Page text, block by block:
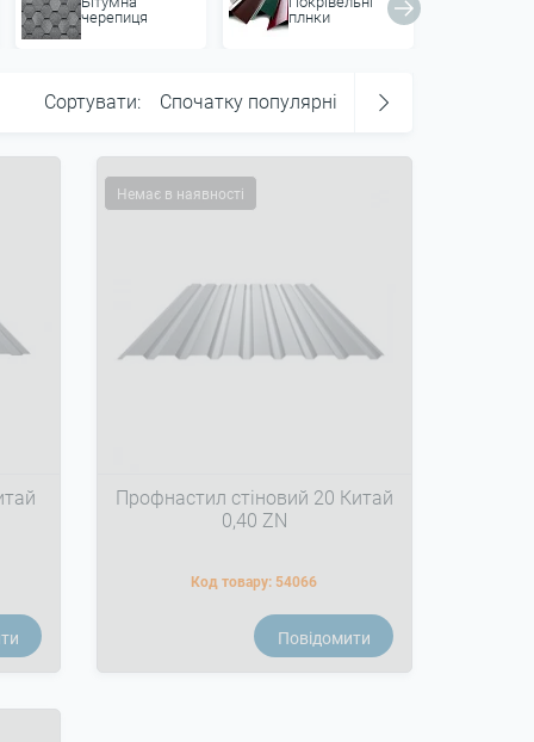
черепиця
плнки
Сортувати: Спочатку популярні
Немає в наявності
Профнастил стіновий 20 Китай
0,40 ZN
Код товару: 54066
Повідомити